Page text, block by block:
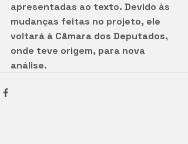
apresentadas ao texto. Devido às
mudanças feitas no projeto, ele
voltará à Câmara dos Deputados,
onde teve origem, para nova
análise.